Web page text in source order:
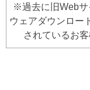
※過去に旧Webサ
ウェアダウンロー
されているお